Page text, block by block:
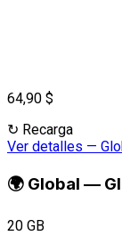
64,90 $
↻ Recarga
Ver detalles —
🌍 Global —
20 GB